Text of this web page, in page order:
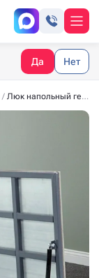
Да Нет
Люк напольный герметичный СТАНДАРТ-М 1200x800